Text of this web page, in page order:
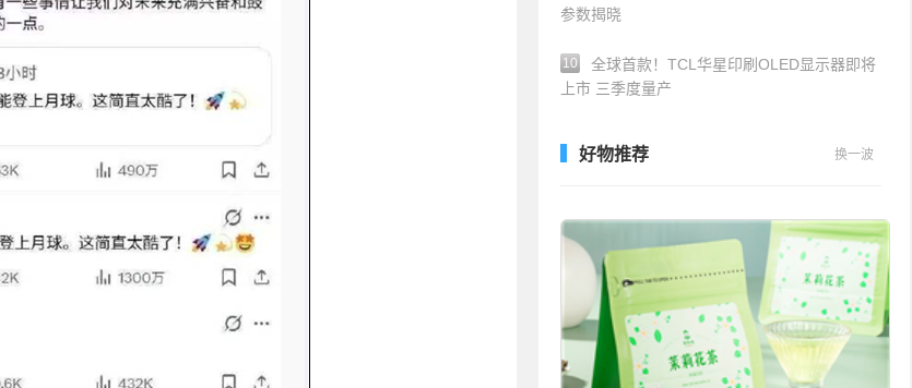
参数揭晓
10
全球首款！TCL华星印刷OLED显示器即将
上市 三季度量产
好物推荐 换一波